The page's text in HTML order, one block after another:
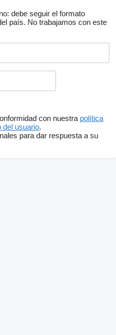
debe seguir el formato
país. No trabajamos con este
con nuestra política
del usuario.
para dar respuesta a su